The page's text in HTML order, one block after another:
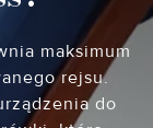
maksimum
rejsu.
do